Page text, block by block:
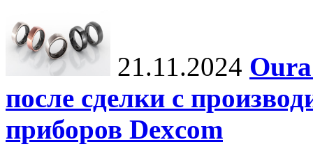
21.11.2024
после сделки с
приборов Dexcom